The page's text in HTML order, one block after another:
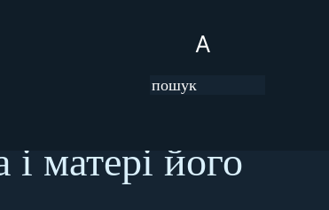
A
матері його